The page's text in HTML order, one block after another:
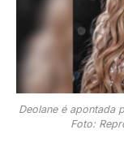
Deolane é apontada
Foto: